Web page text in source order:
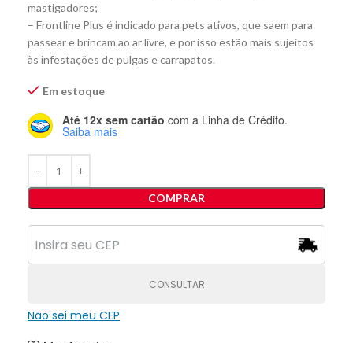
mastigadores;
– Frontline Plus é indicado para pets ativos, que saem para
passear e brincam ao ar livre, e por isso estão mais sujeitos
às infestações de pulgas e carrapatos.
Em estoque
Até 12x sem cartão com a Linha de Crédito.
Saiba mais
COMPRAR
CONSULTAR
Não sei meu CEP